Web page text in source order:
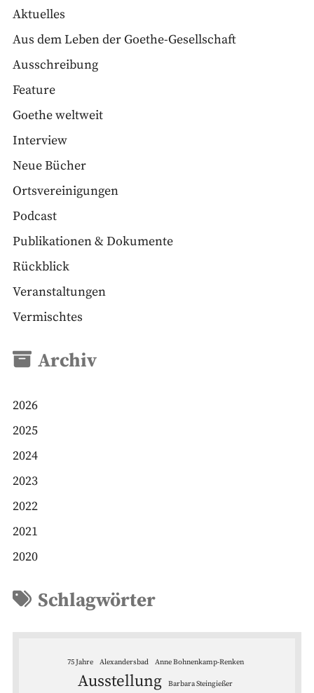
Aktuelles
Aus dem Leben der Goethe-Gesellschaft
Ausschreibung
Feature
Goethe weltweit
Interview
Neue Bücher
Ortsvereinigungen
Podcast
Publikationen & Dokumente
Rückblick
Veranstaltungen
Vermischtes
Archiv
2026
2025
2024
2023
2022
2021
2020
Schlagwörter
75 Jahre Alexandersbad Anne Bohnenkamp-Renken
Ausstellung Barbara Steingießer